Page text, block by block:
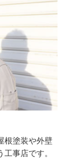
根塗装や外壁
事店です。